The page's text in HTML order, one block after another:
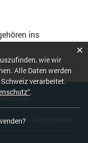
ins
Abonnieren
wie wir
Alle Daten werden
verarbeitet.
.
×